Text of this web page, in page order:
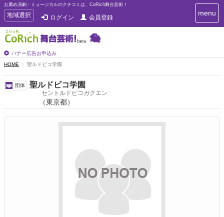
お薦め演劇・ミュージカルのクチコミは、CoRich舞台芸術！
T
o
g
g
e
n
a
v
i
a
t
地域選択 ログイン 会員登録
バナー広告お申込み
T
o
menu
HOME 聖ルドビコ学園
団体 聖ルドビコ学園
セントルドビコガクエン
（東京都）